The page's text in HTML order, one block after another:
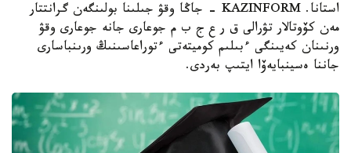
استانا. KAZINFORM - جاڭا وقۋ جىلىنا بولىنگەن گرانتتار
مەن كۆوتالار تۋرالى ق ر ع ج ب م جوعارى جانە جوعارى وقۋ
ورنىنان كەيىنگى ءبىلىم كوميتەتى ءتوراعاسىنىڭ ورىنباسارى
جاننا ەسينبايەۆا ايتىپ بەردى.